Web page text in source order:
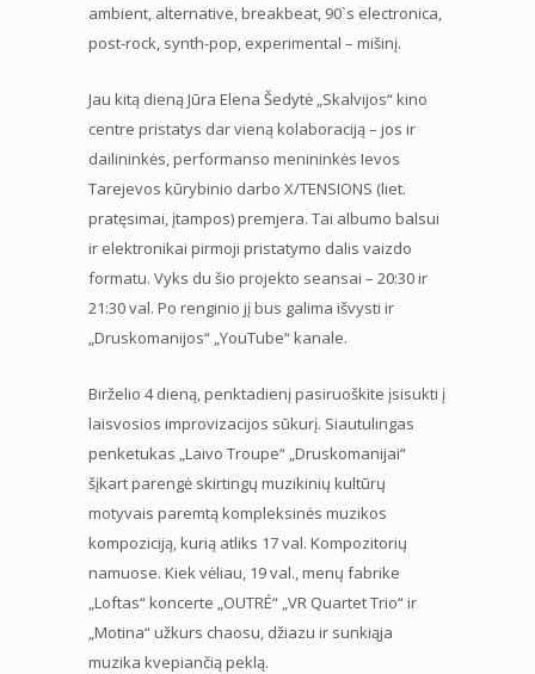
ambient, alternative, breakbeat, 90`s electronica,
post-rock, synth-pop, experimental – mišinį.
Jau kitą dieną Jūra Elena Šedytė „Skalvijos“ kino
centre pristatys dar vieną kolaboraciją – jos ir
dailininkės, performanso menininkės Ievos
Tarejevos kūrybinio darbo X/TENSIONS (liet.
pratęsimai, įtampos) premjera. Tai albumo balsui
ir elektronikai pirmoji pristatymo dalis vaizdo
formatu. Vyks du šio projekto seansai – 20:30 ir
21:30 val. Po renginio jį bus galima išvysti ir
„Druskomanijos“ „YouTube“ kanale.
Birželio 4 dieną, penktadienį pasiruoškite įsisukti į
laisvosios improvizacijos sūkurį. Siautulingas
penketukas „Laivo Troupe“ „Druskomanijai“
šįkart parengė skirtingų muzikinių kultūrų
motyvais paremtą kompleksinės muzikos
kompoziciją, kurią atliks 17 val. Kompozitorių
namuose. Kiek vėliau, 19 val., menų fabrike
„Loftas“ koncerte „OUTRÉ“ „VR Quartet Trio“ ir
„Motina“ užkurs chaosu, džiazu ir sunkiąja
muzika kvepiančią peklą.